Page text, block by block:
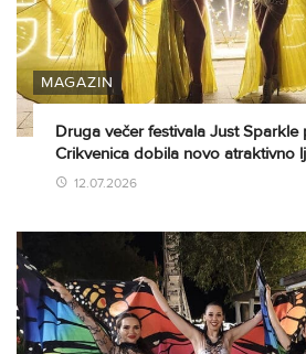
MAGAZIN
Druga večer festivala Just
Crikvenica dobila novo atraktivno
12.07.2026